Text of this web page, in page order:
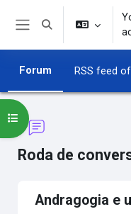
Skip to main content
Toggle search input
Forum RSS feed
Roda de
Open course index
Andragogia e